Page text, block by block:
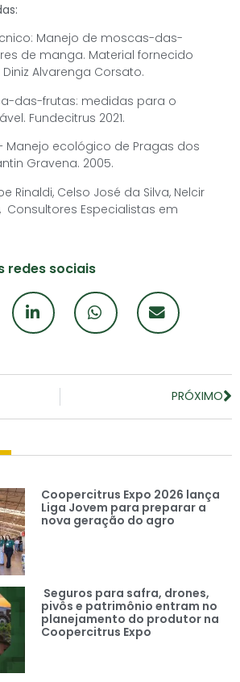
Manejo de moscas-das-
de manga. Material fornecido
Alvarenga Corsato.
das-frutas: medidas para o
Fundecitrus 2021.
Manejo ecológico de Pragas dos
Gravena. 2005.
Rinaldi, Celso José da Silva, Nelcir
Consultores Especialistas em
redes sociais
PRÓXIMO
Coopercitrus Expo 2026 lança
Liga Jovem para preparar a
nova geração do agro
Seguros para safra, drones,
pivôs e patrimônio entram no
planejamento do produtor na
Coopercitrus Expo